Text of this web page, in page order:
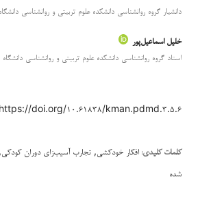
دانشیار گروه روانشناسی دانشکده علوم تربیتی و روانشناسی
خلیل اسماعیل‌پور
استاد گروه روانشناسی دانشکده علوم تربیتی و روانشناسی دانشگاه
https://doi.org/۱۰.۶۱۸۳۸/kman.pdmd.۳.۵.۶
کلمات کلیدی: افکار خودکشی, تجارب آسیب‌زای دوران
شده